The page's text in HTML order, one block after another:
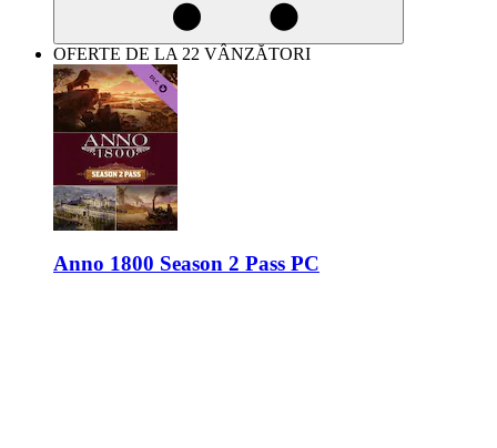
OFERTE DE LA 22 VÂNZĂTORI
Anno 1800 Season 2 Pass PC